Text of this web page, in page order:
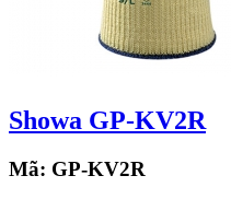
Showa GP-KV2R
Mã: GP-KV2R